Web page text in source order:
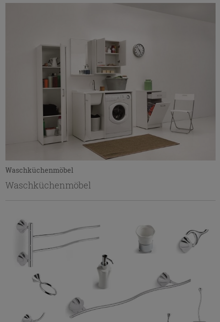
Waschküchenmöbel
Waschküchenmöbel